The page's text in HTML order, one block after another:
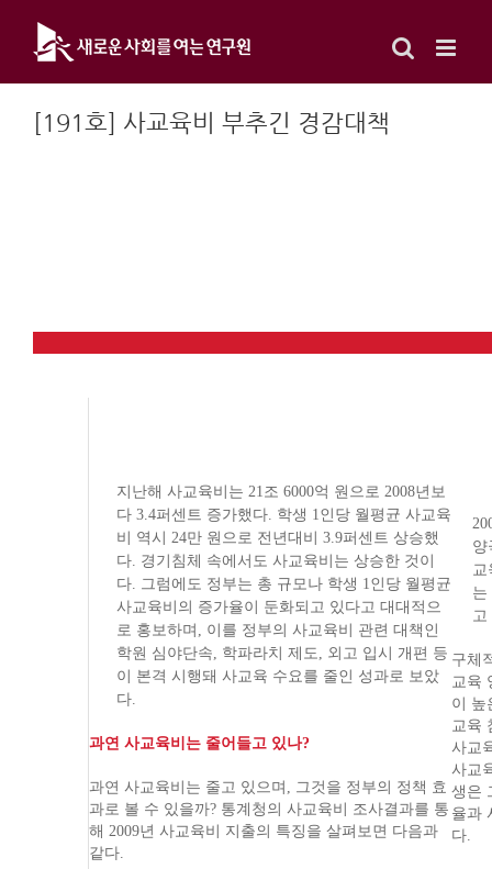
content
[191호] 사교육비 부추긴 경감대책
지난해 사교육비는 21조 6000억 원으로 2008년보
다 3.4퍼센트 증가했다. 학생 1인당 월평균 사교육
비 역시 24만 원으로 전년대비 3.9퍼센트 상승했
다. 경기침체 속에서도 사교육비는 상승한 것이
다. 그럼에도 정부는 총 규모나 학생 1인당 월평균
사교육비의 증가율이 둔화되고 있다고 대대적으
로 홍보하며, 이를 정부의 사교육비 관련 대책인
학원 심야단속, 학파라치 제도, 외고 입시 개편 등
이 본격 시행돼 사교육 수요를 줄인 성과로 보았
다.
과연 사교육비는 줄어들고 있나?
과연 사교육비는 줄고 있으며, 그것을 정부의 정책 효
과로 볼 수 있을까? 통계청의 사교육비 조사결과를 통
해 2009년 사교육비 지출의 특징을 살펴보면 다음과
같다.
양
교
는
고
구체
교육
이 높
교육
사교
사교
생은
율과
다.